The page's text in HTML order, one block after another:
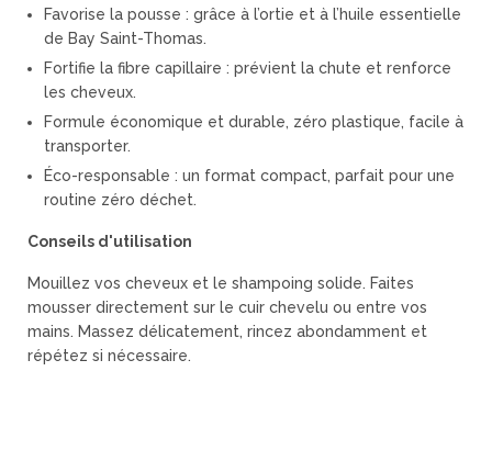
Favorise la pousse : grâce à l’ortie et à l’huile essentielle
de Bay Saint-Thomas.
Fortifie la fibre capillaire : prévient la chute et renforce
les cheveux.
Formule économique et durable, zéro plastique, facile à
transporter.
Éco-responsable : un format compact, parfait pour une
routine zéro déchet.
Conseils d'utilisation
Mouillez vos cheveux et le shampoing solide. Faites
mousser directement sur le cuir chevelu ou entre vos
mains. Massez délicatement, rincez abondamment et
répétez si nécessaire.